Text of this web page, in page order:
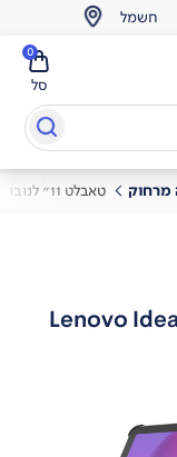
חשמל
סל
0
מרחוק טאבלט 11" לנובו
Lenovo Idea